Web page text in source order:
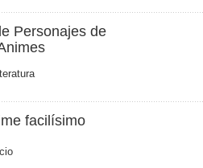
Personajes de
facilísimo